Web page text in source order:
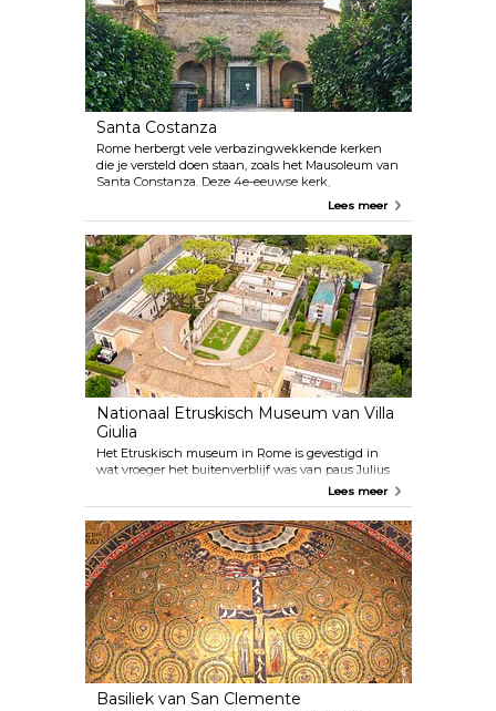
Santa Costanza
Rome herbergt vele verbazingwekkende kerken
die je versteld doen staan, zoals het Mausoleum van
Santa Constanza. Deze 4e-eeuwse kerk,
weggestopt buiten de Aureliaanse muren, is een
architectuur. De mozaïeken van natuurlijke
elementen, zoals vogels, palmen en planten, samen
met de koepel en het ongewone ontwerp maken
het de perfecte setting voor koppels om hun
huwelijksgeloften uit te wisselen.
Lees meer
Nationaal Etruskisch Museum van Villa
Giulia
Het Etruskisch museum in Rome is gevestigd in
wat vroeger het buitenverblijf was van paus Julius
III. Het bevat een aantal indrukwekkende
artefacten van de mysterieuze Etruskische en pre-
Romeinse schatten. De sarcofaag van de
echtgenoten met een liggende man en vrouw op
het deksel is hier het meesterwerk en een echt
voorbeeld van kunst uit de 6e eeuw voor Christus.
Lees meer
Basiliek van San Clemente